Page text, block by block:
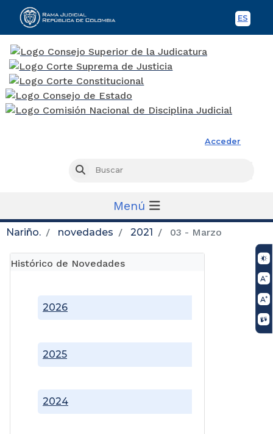
ES
Acceder
Buscar
Menú
Nariño. novedades 2021 03 - Marzo
Histórico de Novedades
2024
2025
2026